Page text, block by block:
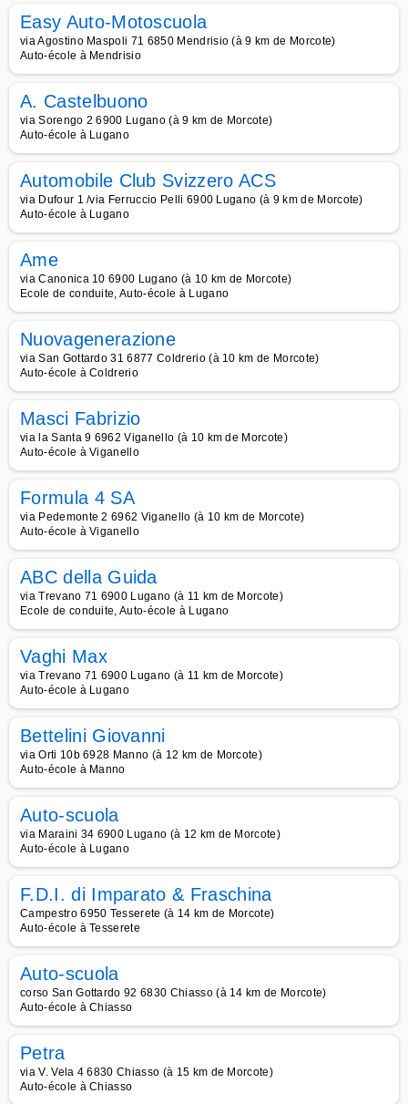
Easy Auto-Motoscuola
via Agostino Maspoli 71 6850 Mendrisio (à 9 km de Morcote)
Auto-école à Mendrisio
A. Castelbuono
via Sorengo 2 6900 Lugano (à 9 km de Morcote)
Auto-école à Lugano
Automobile Club Svizzero ACS
via Dufour 1 /via Ferruccio Pelli 6900 Lugano (à 9 km de Morcote)
Auto-école à Lugano
Ame
via Canonica 10 6900 Lugano (à 10 km de Morcote)
Ecole de conduite, Auto-école à Lugano
Nuovagenerazione
via San Gottardo 31 6877 Coldrerio (à 10 km de Morcote)
Auto-école à Coldrerio
Masci Fabrizio
via la Santa 9 6962 Viganello (à 10 km de Morcote)
Auto-école à Viganello
Formula 4 SA
via Pedemonte 2 6962 Viganello (à 10 km de Morcote)
Auto-école à Viganello
ABC della Guida
via Trevano 71 6900 Lugano (à 11 km de Morcote)
Ecole de conduite, Auto-école à Lugano
Vaghi Max
via Trevano 71 6900 Lugano (à 11 km de Morcote)
Auto-école à Lugano
Bettelini Giovanni
via Orti 10b 6928 Manno (à 12 km de Morcote)
Auto-école à Manno
Auto-scuola
via Maraini 34 6900 Lugano (à 12 km de Morcote)
Auto-école à Lugano
F.D.I. di Imparato & Fraschina
Campestro 6950 Tesserete (à 14 km de Morcote)
Auto-école à Tesserete
Auto-scuola
corso San Gottardo 92 6830 Chiasso (à 14 km de Morcote)
Auto-école à Chiasso
Petra
via V. Vela 4 6830 Chiasso (à 15 km de Morcote)
Auto-école à Chiasso